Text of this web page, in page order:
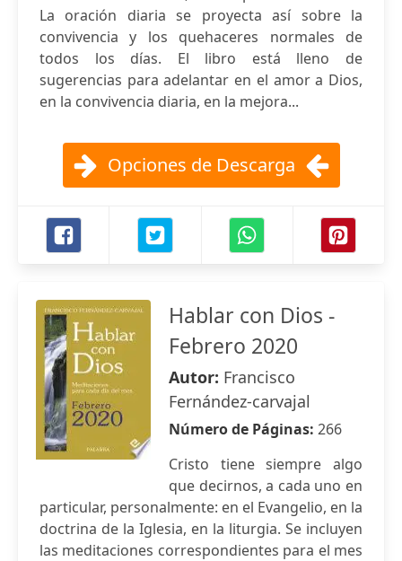
La oración diaria se proyecta así sobre la
convivencia y los quehaceres normales de
todos los días. El libro está lleno de
sugerencias para adelantar en el amor a Dios,
en la convivencia diaria, en la mejora...
Opciones de Descarga
Hablar con Dios -
Febrero 2020
Autor: Francisco
Fernández-carvajal
Número de Páginas: 266
Cristo tiene siempre algo
que decirnos, a cada uno en
particular, personalmente: en el Evangelio, en la
doctrina de la Iglesia, en la liturgia. Se incluyen
las meditaciones correspondientes para el mes